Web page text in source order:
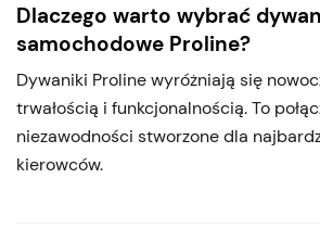
Dlaczego warto wybrać
samochodowe Proline?
Dywaniki Proline wyróżniają się
trwałością i funkcjonalnością. To
niezawodności stworzone dla
kierowców.